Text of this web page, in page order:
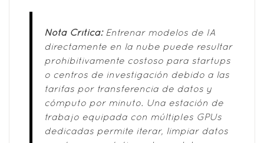
Nota Crítica:Entrenar modelos de IA
directamente en la nube puede resultar
prohibitivamente costoso para startups
o centros de investigación debido a las
tarifas por transferencia de datos y
cómputo por minuto. Una estación de
trabajo equipada con múltiples GPUs
dedicadas permite iterar, limpiar datos